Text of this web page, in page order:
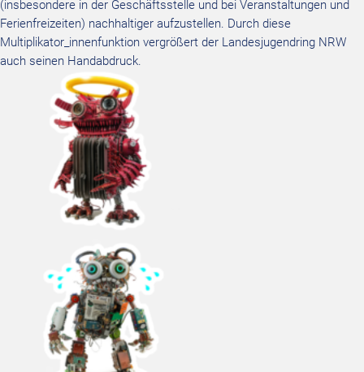
(insbesondere in der Geschäftsstelle und bei Veranstaltungen und
Ferienfreizeiten) nachhaltiger aufzustellen. Durch diese
Multiplikator_innenfunktion vergrößert der Landesjugendring NRW
auch seinen Handabdruck.